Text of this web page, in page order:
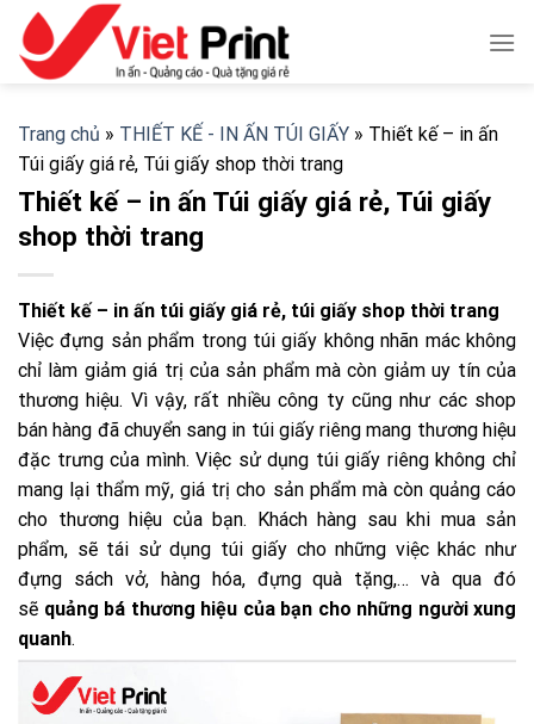
Skip
content
Trang chủ » THIẾT KẾ - IN ẤN TÚI GIẤY » Thiết kế – in ấn
Túi giấy giá rẻ, Túi giấy shop thời trang
Thiết kế – in ấn Túi giấy giá rẻ, Túi giấy
shop thời trang
Thiết kế – in ấn túi giấy giá rẻ, túi giấy shop thời trang
Việc đựng sản phẩm trong túi giấy không nhãn mác không
chỉ làm giảm giá trị của sản phẩm mà còn giảm uy tín của
thương hiệu. Vì vậy, rất nhiều công ty cũng như các shop
bán hàng đã chuyển sang in túi giấy riêng mang thương hiệu
đặc trưng của mình. Việc sử dụng túi giấy riêng không chỉ
mang lại thẩm mỹ, giá trị cho sản phẩm mà còn quảng cáo
cho thương hiệu của bạn. Khách hàng sau khi mua sản
phẩm, sẽ tái sử dụng túi giấy cho những việc khác như
đựng sách vở, hàng hóa, đựng quà tặng,… và qua đó
sẽ quảng bá thương hiệu của bạn cho những người xung
quanh.